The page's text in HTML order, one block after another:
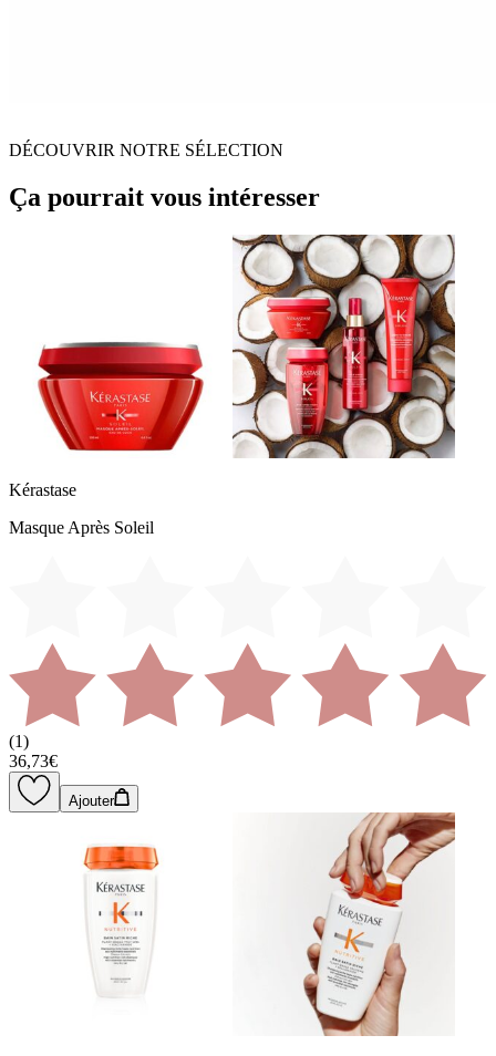
DÉCOUVRIR NOTRE SÉLECTION
Ça pourrait vous intéresser
Kérastase
Masque Après Soleil
(1)
36,73€
Ajouter